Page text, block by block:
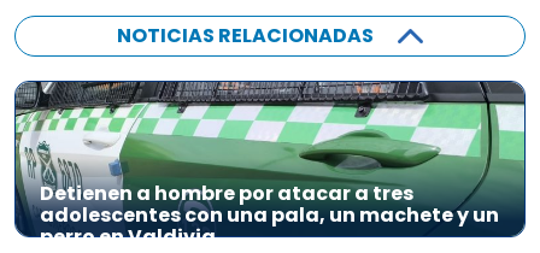
e
a
u
d
i
o
NOTICIAS RELACIONADAS
Detienen a hombre por atacar a tres
adolescentes con una pala, un machete y un
perro en Valdivia